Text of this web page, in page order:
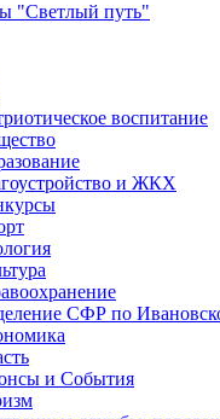
"Светлый путь"
воспитание
и ЖКХ
СФР по
и События